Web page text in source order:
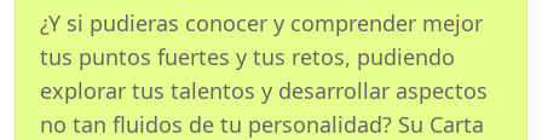
¿Y si pudieras conocer y comprender mejor
tus puntos fuertes y tus retos, pudiendo
explorar tus talentos y desarrollar aspectos
no tan fluidos de tu personalidad? Su Carta